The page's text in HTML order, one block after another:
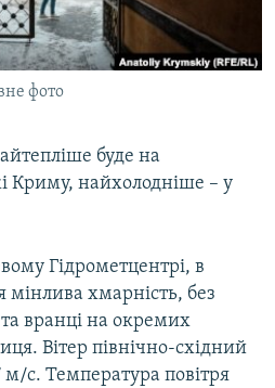
фото
буде на
Криму, найхолодніше – у
Гідрометцентрі, в
мінлива хмарність, без
та вранці на окремих
Вітер північно-східний
с. Температура повітря